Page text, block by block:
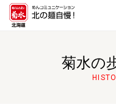
菊水の